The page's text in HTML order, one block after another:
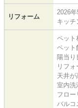
リフォーム
2026年
キッチ
ペット
ペット
陽当り
リフォ
天井が
室内洗
フロー
バルコ